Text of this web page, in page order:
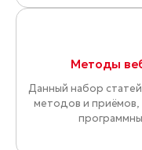
Методы
Данный набор
методов и приёмов,